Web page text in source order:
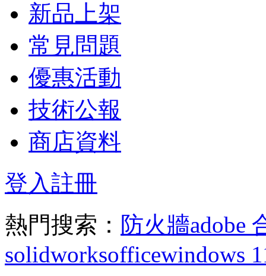
新品上架
常見問題
優惠活動
技術公報
商店資料
登入註冊
熱門搜索： 防火牆adobe
solidworksofficewindows